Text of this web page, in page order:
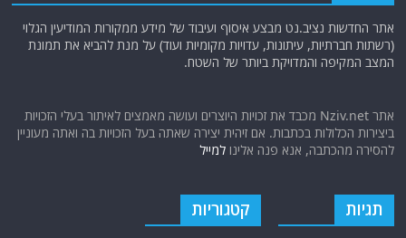
אתר החדשות נציב.נט מבצע איסוף ועיבוד של מידע ממקורות המודיעין הגלוי
(רשתות חברתיות, עיתונות, עדויות מקומיות ועוד) על מנת להביא את תמונת
המצב המקיפה והמדויקת ביותר של השטח.
אתר Nziv.net מכבד את זכויות היוצרים ועושה מאמצים לאיתור בעלי הזכויות
ביצירות הכלולות בכתבות. אם זיהית יצירה שאתה בעל הזכויות בה ואתה מעוניין
להסירה מהכתבה, אנא פנה אלינולמייל
תגיות קטגוריות